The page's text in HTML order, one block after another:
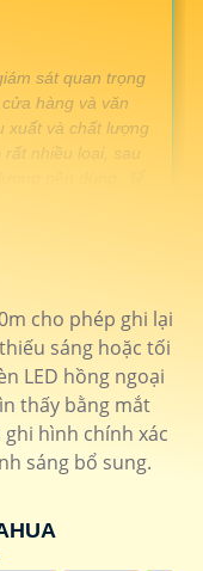
sát quan trọng
hàng và văn
xuất và chất lượng
nhiều loại, sau
2k
rộng chống trộmIPC-
cho phép ghi lại
sáng hoặc tối
LED hồng ngoại
thấy bằng mắt
hình chính xác
sáng bổ sung.